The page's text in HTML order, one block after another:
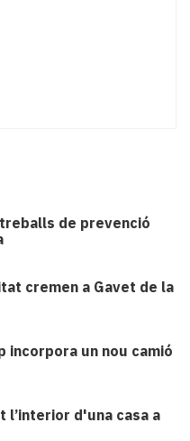
de prevenció
cremen a Gavet de la
incorpora un nou camió
l’interior d'una casa a